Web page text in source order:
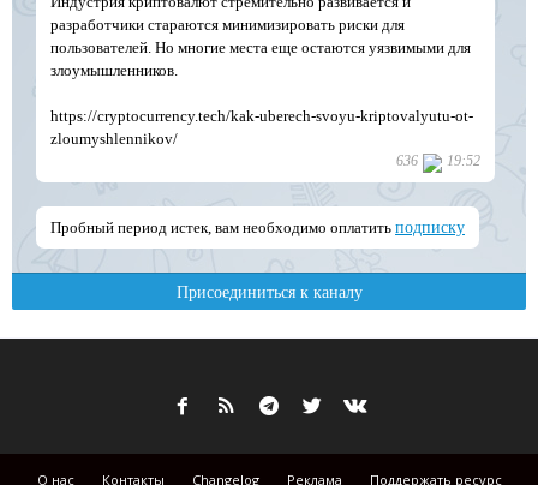
О нас Контакты Changelog Реклама Поддержать ресурс